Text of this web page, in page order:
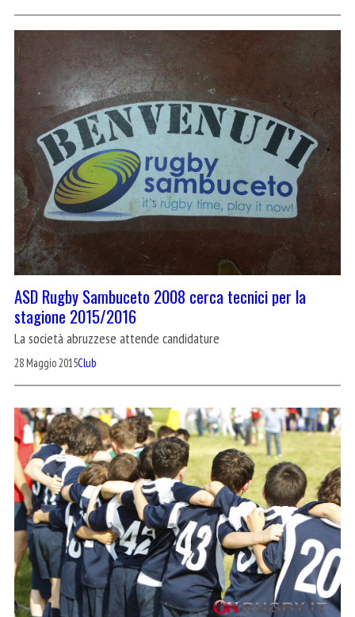
ASD Rugby Sambuceto 2008 cerca tecnici per la
stagione 2015/2016
La società abruzzese attende candidature
28 Maggio 2015Club